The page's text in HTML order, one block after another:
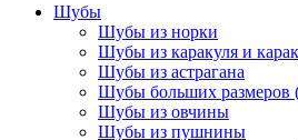
Шубы
Шубы из норки
Шубы из каракуля и
Шубы из астрагана
Шубы больших размеров
Шубы из овчины
Шубы из пушнины